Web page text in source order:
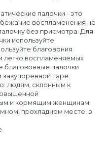
палочки - это
воспламенения не
без присмотра. Для
используйте
благовония
легко воспламеняемых
палочки
таре.
людям, склонным к
и кормящим женщинам.
прохладном месте, в